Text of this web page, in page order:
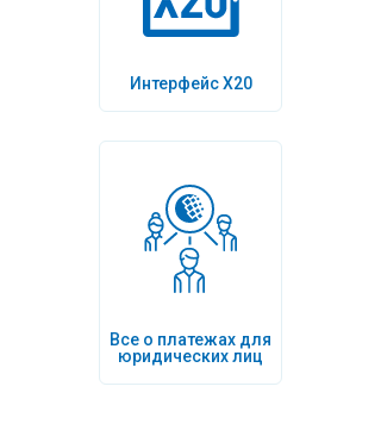
Интерфейс Х20
Все о платежах для
юридических лиц